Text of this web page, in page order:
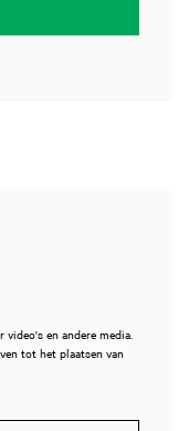
en andere media.
tot het plaatsen van